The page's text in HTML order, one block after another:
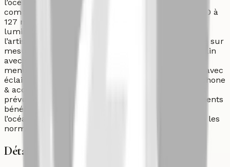
l’océan Atlantique. Cette résidence intimiste se
compose de 7 appartements haut de gamme (de 70 à
127 m²) offrant une vue sur l’océan, des espaces
lumineux et des finitions de qualité inspirées de
l’artisanat marocain. Prestations : • Cuisine équipée sur
mesure avec plan de travail en granit • Salles de bain
avec douche à l’italienne • Placards intégrés &
menuiserie aluminium de qualité • Faux plafonds avec
éclairage intégré • Résidence sécurisée avec interphone
& accès codé • Escalier en marbre & emplacement
prévu pour un futur ascenseur Certains appartements
bénéficient d’une terrasse privative avec vue sur
l’océan. Construit par un promoteur français selon les
normes européenne.
Détails